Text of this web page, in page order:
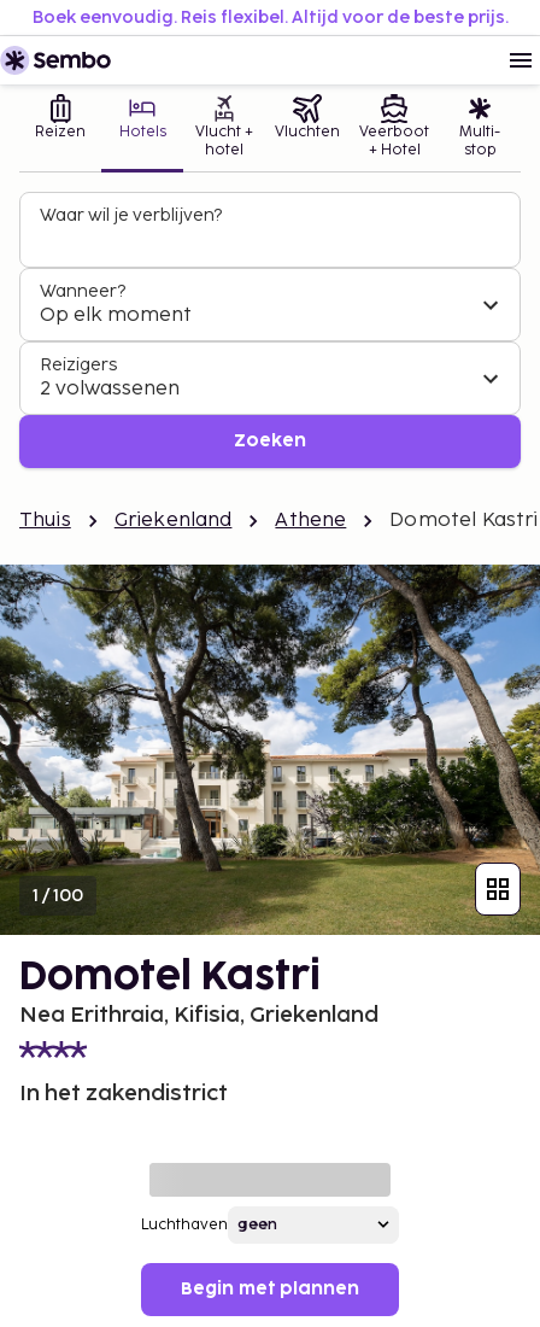
Boek eenvoudig. Reis flexibel. Altijd voor de beste prijs.
Reizen Hotels
Vlucht +
hotel
Vluchten
Veerboot
+ Hotel
Multi-
stop
Waar wil je verblijven?
Wanneer?
Op elk moment
Reizigers
2 volwassenen
Zoeken
Thuis Griekenland Athene Domotel Kastri
1 /100
Domotel Kastri
Nea Erithraia, Kifisia, Griekenland
In het zakendistrict
Luchthaven
Begin met plannen